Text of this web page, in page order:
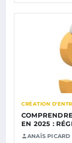
CRÉATION
EN 2025 :
ANAÏS PICARD